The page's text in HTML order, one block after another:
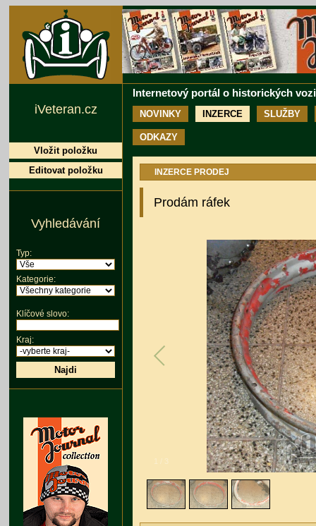
Internetový portál o historických
NOVINKY INZERCE SLUŽBY
ODKAZY
INZERCE PRODEJ
Prodám ráfek
/ 3
iVeteran.cz
Vložit položku
Editovat položku
Vyhledávání
Typ:
Kategorie:
Klíčové slovo:
Kraj:
Najdi